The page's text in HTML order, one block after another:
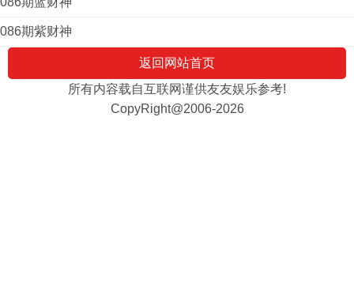
086期紫财神
返回网站首页
所有内容载自互联网谨供友友娱乐参考!
CopyRight@2006-2026